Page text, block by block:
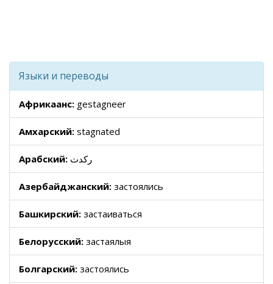
Языки и переводы
Африкаанс: gestagneer
Амхарский: stagnated
Арабский: ركدت
Азербайджанский: застоялись
Башкирский: застаиваться
Белорусский: застаялыя
Болгарский: застоялись